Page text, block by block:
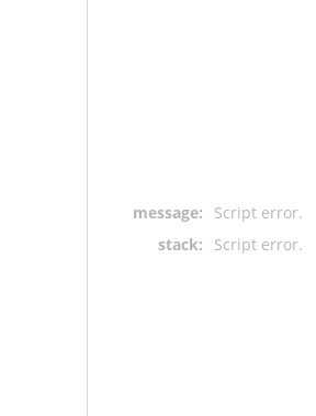
message:
Script error.
stack:
Script error.